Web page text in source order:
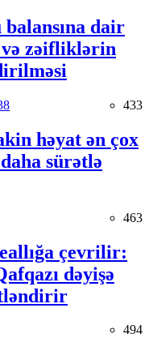
dair
zəifliklərin
433
həyat ən çox
sürətlə
463
çevrilir:
dəyişə
494